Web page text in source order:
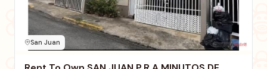
San Juan